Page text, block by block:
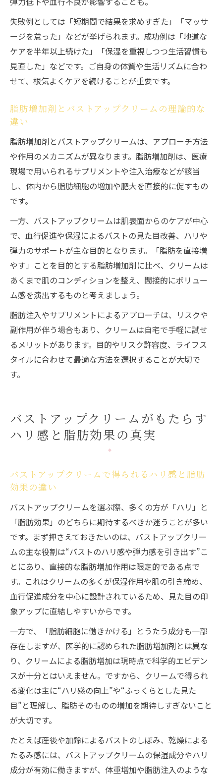
失敗例としては「短期間で結果を求めすぎた」「マッサ
ージを怠った」などが挙げられます。成功例は「地道な
ケアを半年以上続けた」「保湿を重視しつつ生活習慣も
見直した」などです。ご自身の体質や生活リズムに合わ
せて、根気よくケアを続けることが重要です。
脂肪増加剤とバストアップクリームの理論的な
違い
脂肪増加剤とバストアップクリームは、アプローチ方法
や作用のメカニズムが異なります。脂肪増加剤は、医療
現場で用いられるサプリメントや注入治療などが該当
し、体内から脂肪細胞の増加や肥大を直接的に促すもの
です。
一方、バストアップクリームは肌表面からのケアが中心
で、血行促進や保湿によるバストの見た目改善、ハリや
弾力のサポートが主な目的となります。「脂肪を直接増
やす」ことを目的とする脂肪増加剤に比べ、クリームは
あくまで肌のコンディションを整え、間接的にボリュー
ム感を演出するものと考えましょう。
脂肪注入やサプリメントによるアプローチは、リスクや
副作用が伴う場合もあり、クリームは自宅で手軽に試せ
るメリットがあります。目的やリスク許容度、ライフス
タイルに合わせて最適な方法を選択することが大切で
す。
バストアップクリームがもたらす
ハリ感と脂肪効果の真実
バストアップクリームで得られるハリ感と脂肪
効果の違い
バストアップクリームを選ぶ際、多くの方が「ハリ」と
「脂肪効果」のどちらに期待するべきか迷うことが多い
です。まず押さえておきたいのは、バストアップクリー
ムの主な役割は“バストのハリ感や弾力感を引き出す”こ
とにあり、直接的な脂肪増加作用は限定的である点で
す。これはクリームの多くが保湿作用や肌の引き締め、
血行促進成分を中心に設計されているため、見た目の印
象アップに直結しやすいからです。
一方で、「脂肪細胞に働きかける」とうたう成分も一部
存在しますが、医学的に認められた脂肪増加剤とは異な
り、クリームによる脂肪増加は現時点で科学的エビデン
スが十分とはいえません。ですから、クリームで得られ
る変化は主に“ハリ感の向上”や“ふっくらとした見た
目”と理解し、脂肪そのものの増加を期待しすぎないこと
が大切です。
たとえば産後や加齢によるバストのしぼみ、乾燥による
たるみ感には、バストアップクリームの保湿成分やハリ
成分が有効に働きますが、体重増加や脂肪注入のような